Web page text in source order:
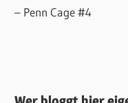
– Penn Cage #4